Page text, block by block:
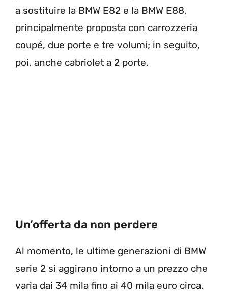
a sostituire la BMW E82 e la BMW E88,
principalmente proposta con carrozzeria
coupé, due porte e tre volumi; in seguito,
poi, anche cabriolet a 2 porte.
Un’offerta da non perdere
Al momento, le ultime generazioni di BMW
serie 2 si aggirano intorno a un prezzo che
varia dai 34 mila fino ai 40 mila euro circa.